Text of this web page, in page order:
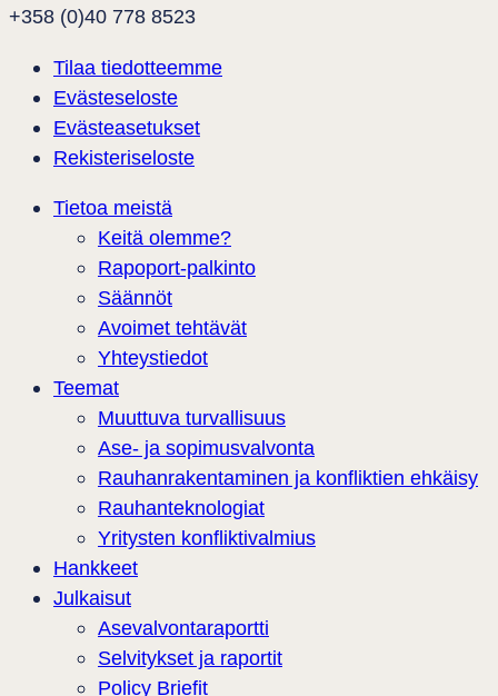
+358 (0)40 778 8523
Tilaa tiedotteemme
Evästeseloste
Evästeasetukset
Rekisteri­seloste
Tietoa meistä
Keitä olemme?
Rapoport-palkinto
Säännöt
Avoimet tehtävät
Yhteystiedot
Teemat
Muuttuva turvallisuus
Ase- ja sopimusvalvonta
Rauhanrakentaminen ja konfliktien ehkäisy
Rauhanteknologiat
Yritysten konfliktivalmius
Hankkeet
Julkaisut
Asevalvontaraportti
Selvitykset ja raportit
Policy Briefit